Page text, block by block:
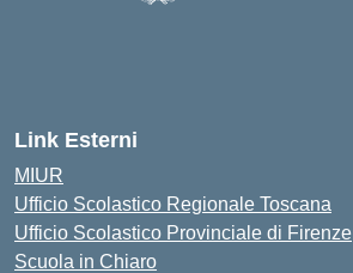
Link Esterni
MIUR
Ufficio Scolastico Regionale Toscana
Ufficio Scolastico Provinciale di Firenze
Scuola in Chiaro